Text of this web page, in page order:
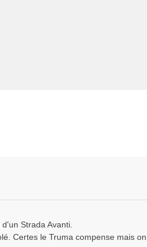
Strada Avanti.
Certes le Truma compense mais